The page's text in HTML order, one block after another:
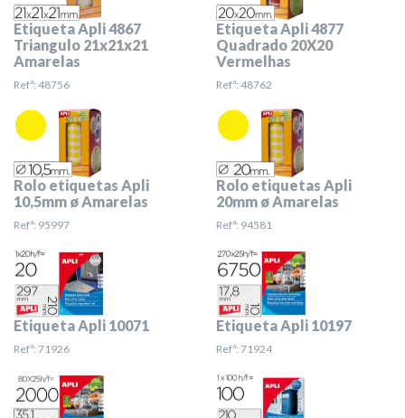
Etiqueta Apli 4867
Triangulo 21x21x21
Amarelas
Refª: 48756
Etiqueta Apli 4877
Quadrado 20X20
Vermelhas
Refª: 48762
Rolo etiquetas Apli
10,5mm ø Amarelas
Refª: 95997
Rolo etiquetas Apli
20mm ø Amarelas
Refª: 94581
Etiqueta Apli 10071
Refª: 71926
Etiqueta Apli 10197
Refª: 71924